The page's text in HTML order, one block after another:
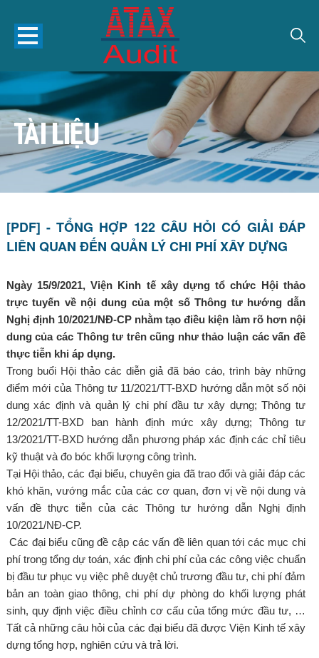
TÀI LIỆU
[PDF] - TỔNG HỢP 122 CÂU HỎI CÓ GIẢI ĐÁP
LIÊN QUAN ĐẾN QUẢN LÝ CHI PHÍ XÂY DỰNG
Ngày 15/9/2021, Viện Kinh tế xây dựng tổ chức Hội thảo
trực tuyến về nội dung của một số Thông tư hướng dẫn
Nghị định 10/2021/NĐ-CP nhằm tạo điều kiện làm rõ hơn nội
dung của các Thông tư trên cũng như thảo luận các vấn đề
thực tiễn khi áp dụng.
Trong buổi Hội thảo các diễn giả đã báo cáo, trình bày những
điểm mới của Thông tư 11/2021/TT-BXD hướng dẫn một số nội
dung xác định và quản lý chi phí đầu tư xây dựng; Thông tư
12/2021/TT-BXD ban hành định mức xây dựng; Thông tư
13/2021/TT-BXD hướng dẫn phương pháp xác định các chỉ tiêu
kỹ thuật và đo bóc khối lượng công trình.
Tại Hội thảo, các đại biểu, chuyên gia đã trao đổi và giải đáp các
khó khăn, vướng mắc của các cơ quan, đơn vị về nội dung và
vấn đề thực tiễn của các Thông tư hướng dẫn Nghị định
10/2021/NĐ-CP.
Các đại biểu cũng đề cập các vấn đề liên quan tới các mục chi
phí trong tổng dự toán, xác định chi phí của các công việc chuẩn
bị đầu tư phục vụ việc phê duyệt chủ trương đầu tư, chi phí đảm
bản an toàn giao thông, chi phí dự phòng do khối lượng phát
sinh, quy định việc điều chỉnh cơ cấu của tổng mức đầu tư, …
Tất cả những câu hỏi của các đại biểu đã được Viện Kinh tế xây
dựng tổng hợp, nghiên cứu và trả lời.